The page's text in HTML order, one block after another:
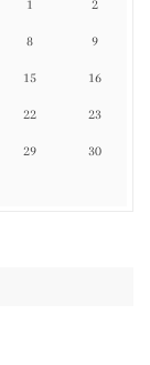
1 2
8 9
15 16
22 23
29 30